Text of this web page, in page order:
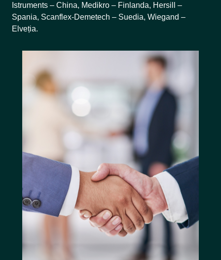
Istruments – China, Medikro – Finlanda, Hersill –
Spania, Scanflex-Demetech – Suedia, Wiegand –
Elveția.